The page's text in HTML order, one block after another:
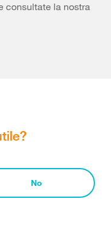
consultate la nostra
No